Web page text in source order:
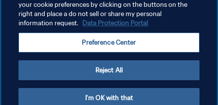
POLÍTICA DE PRIVACIDAD
AJUSTAR LA CONFIGURACIÓN DE LAS COOKIES
Copyright © 1994 - 2026 FIFA. Todos los derechos reservados.
your cookie preferences by clicking on the buttons on the
right and place a do not sell or share my personal
information request. Data Protection Portal
Preference Center
Reject All
I'm OK with that